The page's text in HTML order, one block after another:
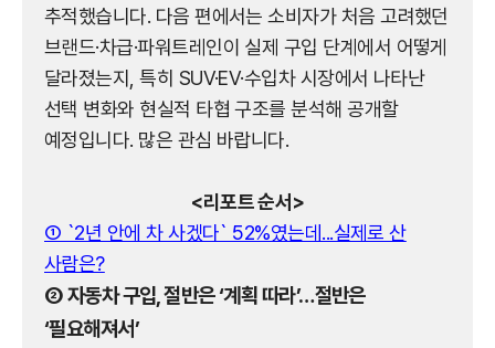
추적했습니다. 다음 편에서는 소비자가 처음 고려했던
브랜드·차급·파워트레인이 실제 구입 단계에서 어떻게
달라졌는지, 특히 SUV·EV·수입차 시장에서 나타난
선택 변화와 현실적 타협 구조를 분석해 공개할
예정입니다. 많은 관심 바랍니다.
<리포트 순서>
① `2년 안에 차 사겠다` 52%였는데...실제로 산
사람은?
② 자동차 구입, 절반은 ‘계획 따라’…절반은
‘필요해져서’